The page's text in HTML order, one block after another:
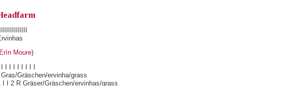
Erín Moure)
I Gras/Gräschen/ervinha/grass
I I 2 R Gräser/Gräschen/ervinhas/grass